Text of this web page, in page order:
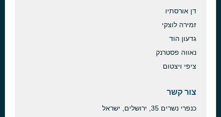
דן אורסתיו
זמירה לוצקי
גדעון הוד
נאווה פסטרנק
ציפי ויצטום
צור קשר
כנפרי נשרים 35, ירושלים, ישראל